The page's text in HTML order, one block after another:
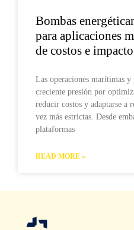
Bombas
para aplicaciones
de costos e
Las operaciones marítimas
creciente presión por
reducir costos y adaptarse a
vez más estrictas. Desde
plataformas
READ MORE »